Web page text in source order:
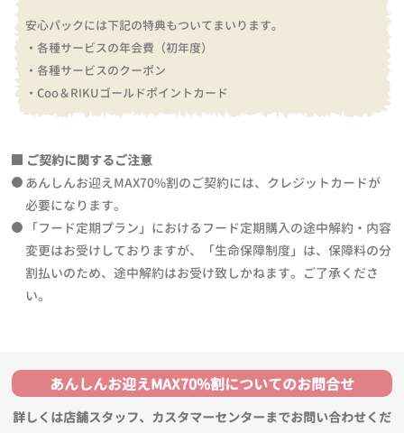
安心パックには下記の特典もついてまいります。
・各種サービスの年会費（初年度）
・各種サービスのクーポン
・Coo＆RIKUゴールドポイントカード
ご契約に関するご注意
あんしんお迎えMAX70%割のご契約には、クレジットカードが
必要になります。
「フード定期プラン」におけるフード定期購入の途中解約・内容
変更はお受けしておりますが、「生命保障制度」は、保障料の分
割払いのため、途中解約はお受け致しかねます。ご了承くださ
い。
あんしんお迎えMAX70%割についてのお問合せ
詳しくは店舗スタッフ、カスタマーセンターまでお問い合わせくだ